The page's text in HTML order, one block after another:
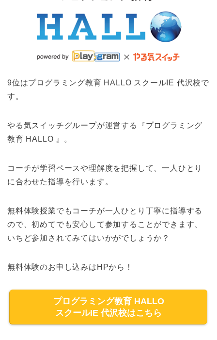
9位はプログラミング教育 HALLO スクールIE 代沢校で
す。
やる気スイッチグループが運営する『プログラミング
教育 HALLO 』。
コーチが学習ペースや理解度を把握して、一人ひとり
に合わせた指導を行います。
無料体験授業でもコーチが一人ひとり丁寧に指導する
ので、初めてでも安心して参加することができます、
いちど参加されてみてはいかがでしょうか？
無料体験のお申し込みはHPから！
プログラミング教育 HALLO
スクールIE 代沢校はこちら